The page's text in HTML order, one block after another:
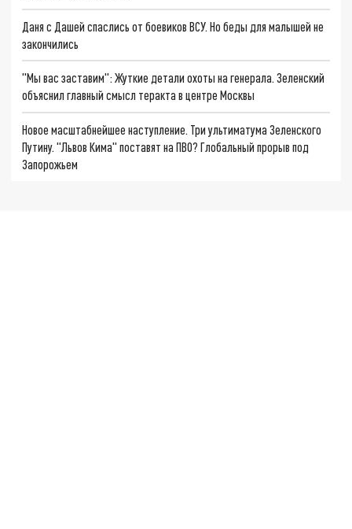
Даня с Дашей спаслись от боевиков ВСУ. Но беды для малышей не
закончились
"Мы вас заставим": Жуткие детали охоты на генерала. Зеленский
объяснил главный смысл теракта в центре Москвы
Новое масштабнейшее наступление. Три ультиматума Зеленского
Путину. "Львов Кима" поставят на ПВО? Глобальный прорыв под
Запорожьем